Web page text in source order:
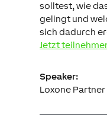
solltest, wie
gelingt und
sich dadurch
Jetzt
Speaker:
Loxone